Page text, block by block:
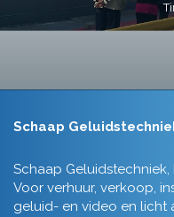
Schaap
Schaap
Voor verhuur, verkoop,
geluid- en video en licht